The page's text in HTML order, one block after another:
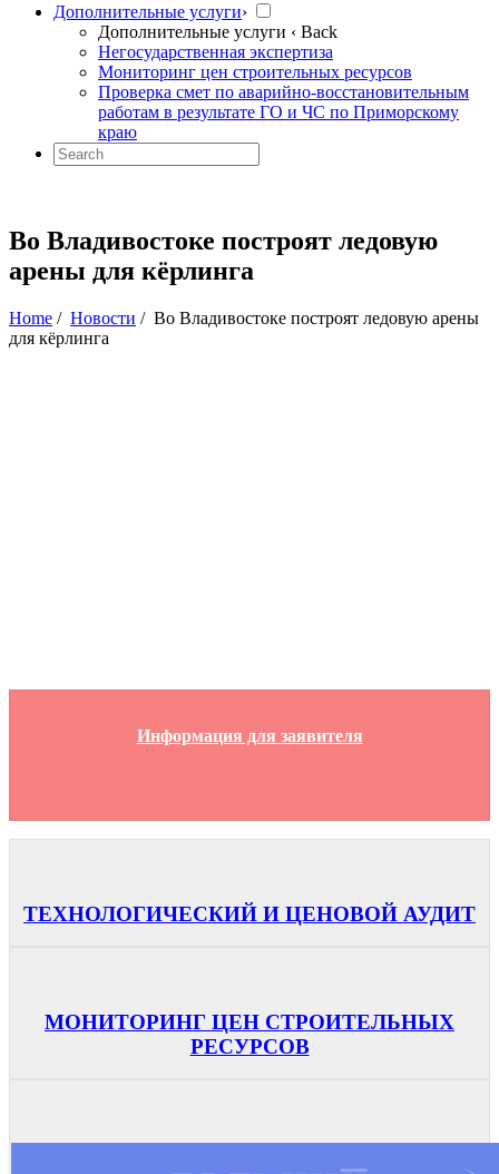
Дополнительные услуги›
Дополнительные услуги ‹ Back
Негосударственная экспертиза
Мониторинг цен строительных ресурсов
Проверка смет по аварийно-восстановительным
работам в результате ГО и ЧС по Приморскому
краю
Во Владивостоке построят ледовую
арены для кёрлинга
Home / Новости / Во Владивостоке построят ледовую арены
для кёрлинга
Информация для заявителя
ТЕХНОЛОГИЧЕСКИЙ И ЦЕНОВОЙ АУДИТ
МОНИТОРИНГ ЦЕН СТРОИТЕЛЬНЫХ
РЕСУРСОВ